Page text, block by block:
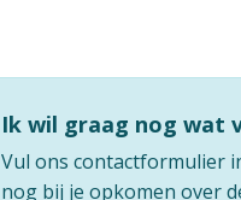
Ik wil graag nog wat
Vul ons contactformulier
nog bij je opkomen over